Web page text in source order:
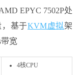
EPYC 7502P处
，基于KVM虚拟架
带宽
4核CPU